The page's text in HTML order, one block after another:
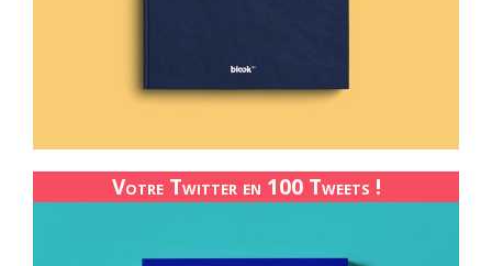
Votre Twitter en 100 Tweets !